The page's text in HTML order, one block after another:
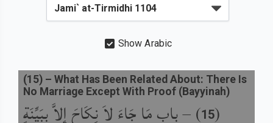
Show Arabic
(
15
) –باب مَا جَاءَ لاَ نِكَاحَ إِلاَّ بِبَيِّنَةٍ
(15) – What Has Been Related About: There Is
No Marriage Except With Proof (Bayyinah)